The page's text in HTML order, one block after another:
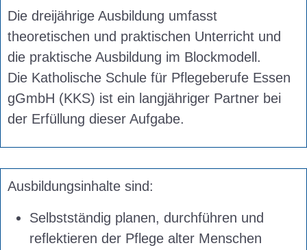
Die dreijährige Ausbildung umfasst
theoretischen und praktischen Unterricht und
die praktische Ausbildung im Blockmodell.
Die Katholische Schule für Pflegeberufe Essen
gGmbH (KKS) ist ein langjähriger Partner bei
der Erfüllung dieser Aufgabe.
Ausbildungsinhalte sind:
Selbstständig planen, durchführen und
reflektieren der Pflege alter Menschen